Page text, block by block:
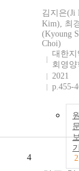
김지은(Ji
Kim), 최
(Kyoung
Choi)
대한지
회영
2021
p.455-
2
4